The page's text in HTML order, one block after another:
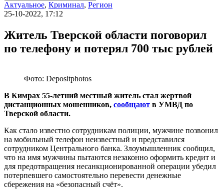
Актуальное, Криминал, Регион
25-10-2022, 17:12
Житель Тверской области поговорил
по телефону и потерял 700 тыс рублей
Фото: Depositphotos
В Кимрах 55-летний местный житель стал жертвой
дистанционных мошенников, сообщают в УМВД по
Тверской области.
Как стало известно сотрудникам полиции, мужчине позвонил
на мобильный телефон неизвестный и представился
сотрудником Центрального банка. Злоумышленник сообщил,
что на имя мужчины пытаются незаконно оформить кредит и
для предотвращения несанкционированной операции убедил
потерпевшего самостоятельно перевести денежные
сбережения на «безопасный счёт».